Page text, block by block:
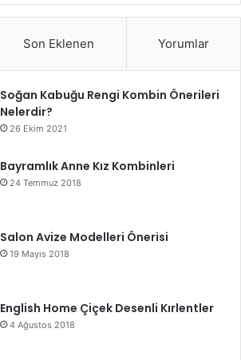
Son Eklenen Yorumlar
Soğan Kabuğu Rengi Kombin Önerileri
Nelerdir?
26 Ekim 2021
Bayramlık Anne Kız Kombinleri
24 Temmuz 2018
Salon Avize Modelleri Önerisi
19 Mayıs 2018
English Home Çiçek Desenli Kırlentler
4 Ağustos 2018